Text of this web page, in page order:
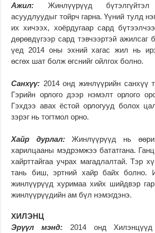
Ажил: Жинлүүрүүд
асуудлуудыг тойрч гарна. Үүний тулд
их хичээх, хоёрдугаар сард
дөрөвдүгээр сард тэвчээртэй ажилсаг
үед 2014 оны эхний хагас жил нь
өсгөх шат болж өгснийг ойлгох болно.
Санхүү: 2014 онд жинлүүрийн санхүү
Гэрийн орлого дээр нэмэлт орлого
Гэхдээ авах ёстой орлогууд болох
зэрэг нь тогтмол орно.
Хайр дурлал:Жинлүүрүүд нь
харилцааны мэдрэмжээ бататгана.
хайрттайгаа учрах магадлалтай. Тэр
тань биш, эртний хайр байх болно.
жинлүүрүүд хуримаа хийх шийдвэр
жинлүүрүүдийн ам бүл нэмэгдэнэ.
ХИЛЭНЦ
Эрүүл мэнд: 2014 онд